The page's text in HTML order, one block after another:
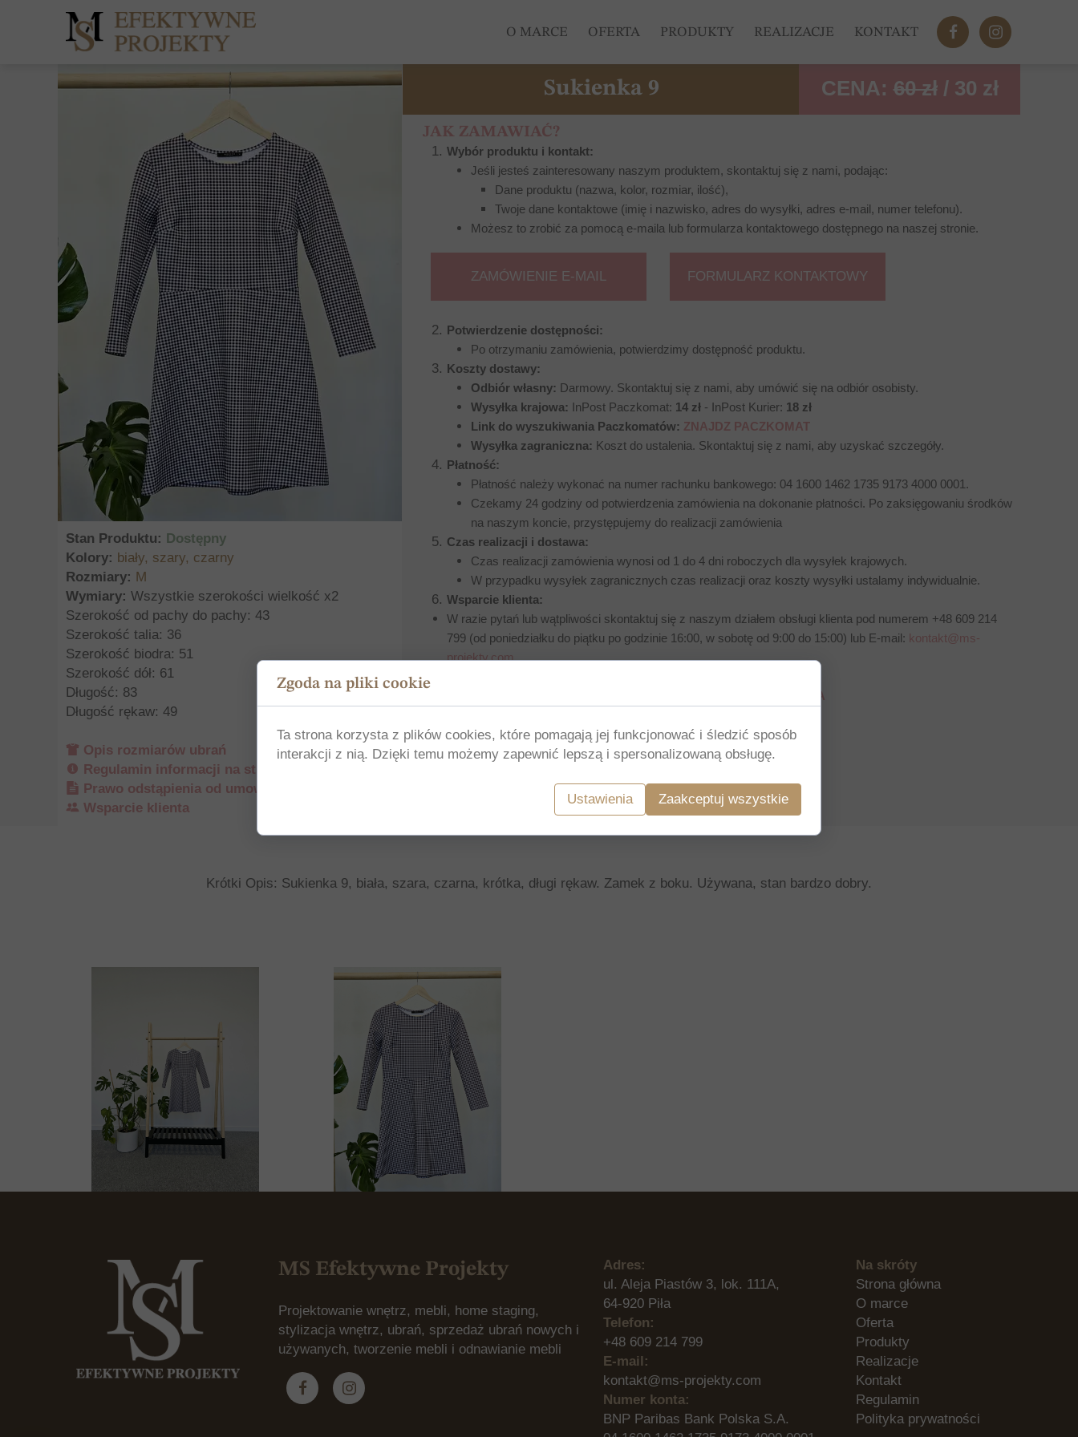
O MARCE OFERTA PRODUKTY
DLA DZIECKA
REALIZACJE KONTAKT
FORMULARZ KONTAKTOWY
ZAMÓWIENIE E-MAIL
CENA: 60 zł/ 30 zł
Potwierdzenie dostępności:
Po otrzymaniu zamówienia, potwierdzimy dostępność produktu.
Koszty dostawy:
Odbiór własny: Darmowy. Skontaktuj się z nami, aby umówić się na odbiór osobisty.
Wysyłka krajowa: InPost Paczkomat: 14 zł - InPost Kurier: 18 zł
Link do wyszukiwania Paczkomatów: ZNAJDZ PACZKOMAT
Wysyłka zagraniczna: Koszt do ustalenia. Skontaktuj się z nami, aby uzyskać szczegóły.
Płatność:
Płatność należy wykonać na numer rachunku bankowego: 04 1600 1462 1735 9173 4000 0001.
Czekamy 24 godziny od potwierdzenia zamówienia na dokonanie płatności. Po zaksięgowaniu środków
na naszym koncie, przystępujemy do realizacji zamówienia
Czas realizacji i dostawa:
Czas realizacji zamówienia wynosi od 1 do 4 dni roboczych dla wysyłek krajowych.
W przypadku wysyłek zagranicznych czas realizacji oraz koszty wysyłki ustalamy indywidualnie.
Wsparcie klienta:
W razie pytań lub wątpliwości skontaktuj się z naszym działem obsługi klienta pod numerem +48 609 214
799 (od poniedziałku do piątku po godzinie 16:00, w sobotę od 9:00 do 15:00) lub E-mail: kontakt@ms-
projekty.com
PEŁEN REGULAMIN ZAMÓWIENIA
JAK ZAMAWIAĆ?
Wybór produktu i kontakt:
Jeśli jesteś zainteresowany naszym produktem, skontaktuj się z nami, podając:
Dane produktu (nazwa, kolor, rozmiar, ilość),
Twoje dane kontaktowe (imię i nazwisko, adres do wysyłki, adres e-mail, numer telefonu).
Możesz to zrobić za pomocą e-maila lub formularza kontaktowego dostępnego na naszej stronie.
Stan Produktu: Dostępny
Kolory: biały, szary, czarny
Rozmiary: M
Wymiary: Wszystkie szerokości wielkość x2
Szerokość od pachy do pachy: 43
Szerokość talia: 36
Szerokość biodra: 51
Szerokość dół: 61
Długość: 83
Długość rękaw: 49
Opis rozmiarów ubrań
Regulamin informacji na stronie internetowej
Prawo odstąpienia od umowy
Wsparcie klienta
Sukienka 9
Krótki Opis: Sukienka 9, biała, szara, czarna, krótka, długi rękaw. Zamek z boku. Używana, stan bardzo dobry.
Na skróty
Strona główna
O marce
Oferta
Produkty
Realizacje
Kontakt
Regulamin
Polityka prywatności
Adres:
ul. Aleja Piastów 3, lok. 111A,
64-920 Piła
Telefon:
+48 609 214 799
E-mail:
kontakt@ms-projekty.com
Numer konta:
BNP Paribas Bank Polska S.A.
MS Efektywne Projekty
Projektowanie wnętrz, mebli, home staging,
stylizacja wnętrz, ubrań, sprzedaż ubrań nowych i
używanych, tworzenie mebli i odnawianie mebli
Zgoda na pliki cookie
Ta strona korzysta z plików cookies, które pomagają jej funkcjonować i śledzić sposób
interakcji z nią. Dzięki temu możemy zapewnić lepszą i spersonalizowaną obsługę.
Ustawienia Zaakceptuj wszystkie